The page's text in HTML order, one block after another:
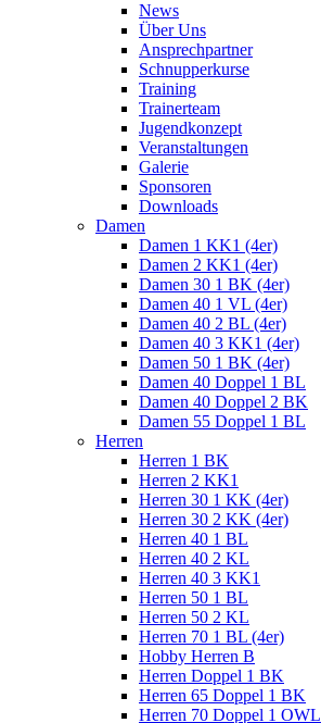
News
Über Uns
Ansprechpartner
Schnupperkurse
Training
Trainerteam
Jugendkonzept
Veranstaltungen
Galerie
Sponsoren
Downloads
Damen
Damen 1 KK1 (4er)
Damen 2 KK1 (4er)
Damen 30 1 BK (4er)
Damen 40 1 VL (4er)
Damen 40 2 BL (4er)
Damen 40 3 KK1 (4er)
Damen 50 1 BK (4er)
Damen 40 Doppel 1 BL
Damen 40 Doppel 2 BK
Damen 55 Doppel 1 BL
Herren
Herren 1 BK
Herren 2 KK1
Herren 30 1 KK (4er)
Herren 30 2 KK (4er)
Herren 40 1 BL
Herren 40 2 KL
Herren 40 3 KK1
Herren 50 1 BL
Herren 50 2 KL
Herren 70 1 BL (4er)
Hobby Herren B
Herren Doppel 1 BK
Herren 65 Doppel 1 BK
Herren 70 Doppel 1 OWL